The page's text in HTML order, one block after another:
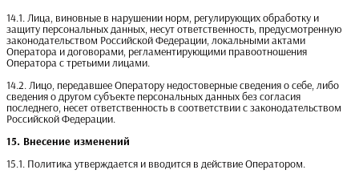
14.1. Лица, виновные в нарушении норм, регулирующих обработку и
защиту персональных данных, несут ответственность, предусмотренную
законодательством Российской Федерации, локальными актами
Оператора и договорами, регламентирующими правоотношения
Оператора с третьими лицами.
14.2. Лицо, передавшее Оператору недостоверные сведения о себе, либо
сведения о другом субъекте персональных данных без согласия
последнего, несет ответственность в соответствии с законодательством
Российской Федерации.
15. Внесение изменений
15.1. Политика утверждается и вводится в действие Оператором.